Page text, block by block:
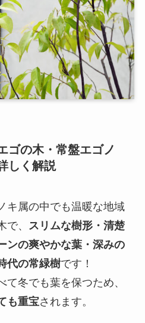
ゴの木・常盤エゴノ
しく解説
キ属の中でも温暖な地域
、 スリムな樹形・清楚
ンの爽やかな葉・深みの
代の常緑樹です！
冬でも葉を保つため、
も重宝されます。